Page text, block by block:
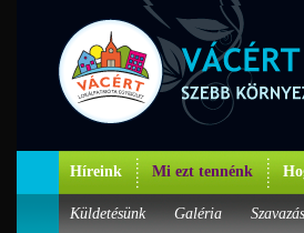
Híreink Mi ezt tennénk
Küldetésünk Galéria Szavazás